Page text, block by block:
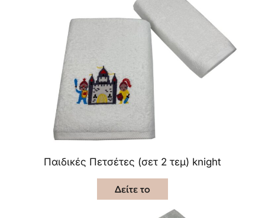
Παιδικές Πετσέτες (σετ 2 τεμ) knight
Δείτε το